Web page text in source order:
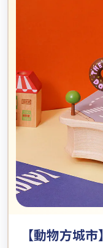
【動物方城